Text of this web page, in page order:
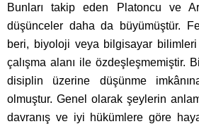
Bunları takip eden Platoncu ve
düşünceler daha da büyümüştür.
beri, biyoloji veya bilgisayar
çalışma alanı ile özdeşleşmemiştir.
disiplin üzerine düşünme
olmuştur. Genel olarak şeylerin
davranış ve iyi hükümlere göre